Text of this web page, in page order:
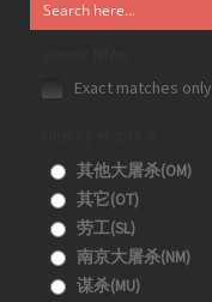
Exact matches only
其他大屠杀(OM)
其它(OT)
劳工(SL)
南京大屠杀(NM)
谋杀(MU)